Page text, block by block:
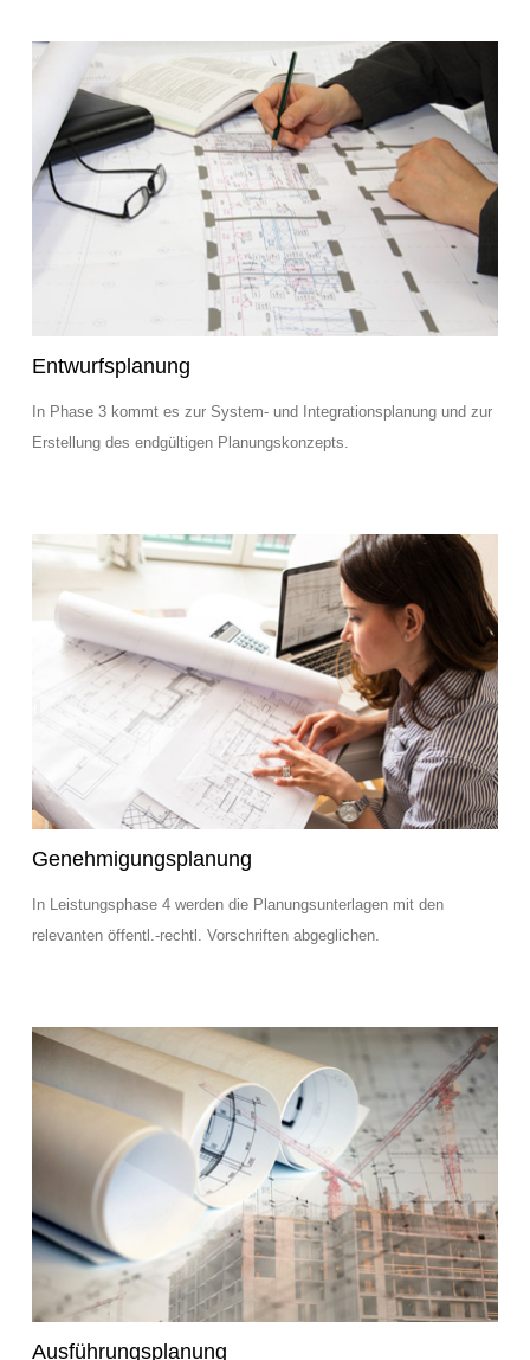
Entwurfsplanung
In Phase 3 kommt es zur System- und Integrationsplanung und zur
Erstellung des endgültigen Planungskonzepts.
Genehmigungsplanung
In Leistungsphase 4 werden die Planungsunterlagen mit den
relevanten öffentl.-rechtl. Vorschriften abgeglichen.
Ausführungsplanung